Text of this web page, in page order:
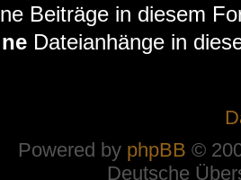
Beiträge in diesem
Dateianhänge in
Powered by phpBB ©
Deutsche